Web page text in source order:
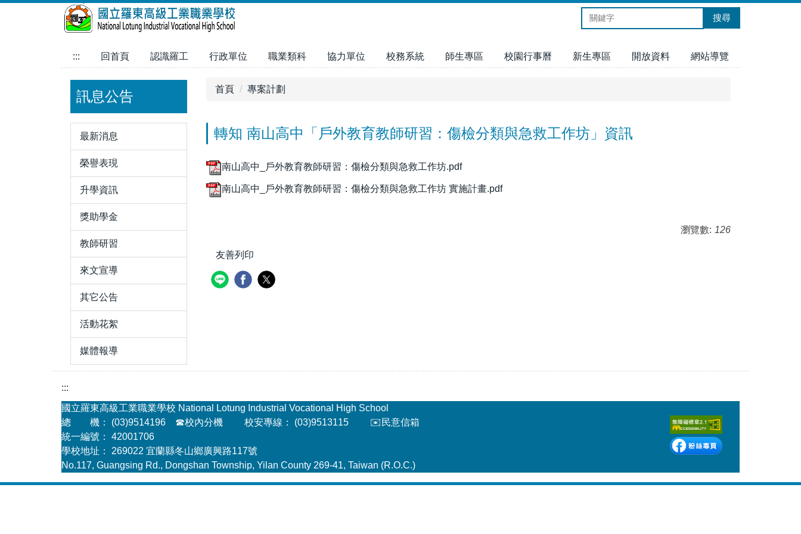
搜尋
::: 回首頁 認識羅工 行政單位 職業類科 協力單位 校務系統 師生專區 校園行事曆 新生專區 開放資料 網站導覽
訊息公告
最新消息
榮譽表現
升學資訊
獎助學金
教師研習
來文宣導
其它公告
活動花絮
媒體報導
首頁 專案計劃
轉知 南山高中「戶外教育教師研習：傷檢分類與急救工作坊」資訊
南山高中_戶外教育教師研習：傷檢分類與急救工作坊.pdf
南山高中_戶外教育教師研習：傷檢分類與急救工作坊 實施計畫.pdf
瀏覽數: 126
友善列印
:::
國立羅東高級工業職業學校 National Lotung Industrial Vocational High School
總 機： (03)9514196 ☎校內分機 校安專線： (03)9513115 ✉️民意信箱
統一編號： 42001706
學校地址： 269022 宜蘭縣冬山鄉廣興路117號
No.117, Guangsing Rd., Dongshan Township, Yilan County 269-41, Taiwan (R.O.C.)